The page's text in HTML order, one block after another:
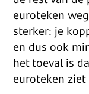
euroteken
sterker: je
en dus ook
het toeval is
euroteken ziet